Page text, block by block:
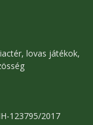
lovas játékok,
123795/2017